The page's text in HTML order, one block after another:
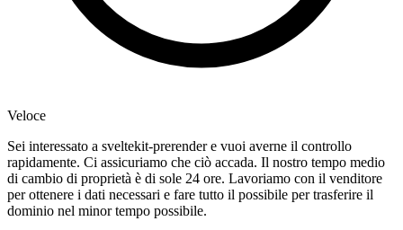
Veloce
Sei interessato a sveltekit-prerender e vuoi averne il controllo
rapidamente. Ci assicuriamo che ciò accada. Il nostro tempo medio
di cambio di proprietà è di sole 24 ore. Lavoriamo con il venditore
per ottenere i dati necessari e fare tutto il possibile per trasferire il
dominio nel minor tempo possibile.